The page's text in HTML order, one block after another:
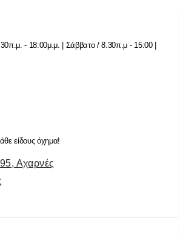
- 18:00μ.μ. | Σάββατο / 8.30π.μ - 15:00 |
είδους όχημα!
Αχαρνές